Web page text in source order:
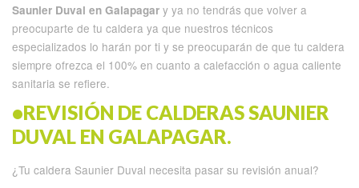
Saunier Duval en Galapagar y ya no tendrás que volver a
preocuparte de tu caldera ya que nuestros técnicos
especializados lo harán por ti y se preocuparán de que tu caldera
siempre ofrezca el 100% en cuanto a calefacción o agua caliente
sanitaria se refiere.
•REVISIÓN DE CALDERAS SAUNIER
DUVAL EN GALAPAGAR.
¿Tu caldera Saunier Duval necesita pasar su revisión anual?